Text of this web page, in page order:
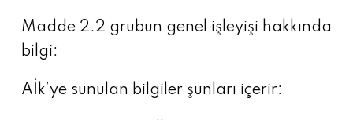
Madde 2.2 grubun genel işleyişi hakkında
bilgi:
Aİk’ye sunulan bilgiler şunları içerir: